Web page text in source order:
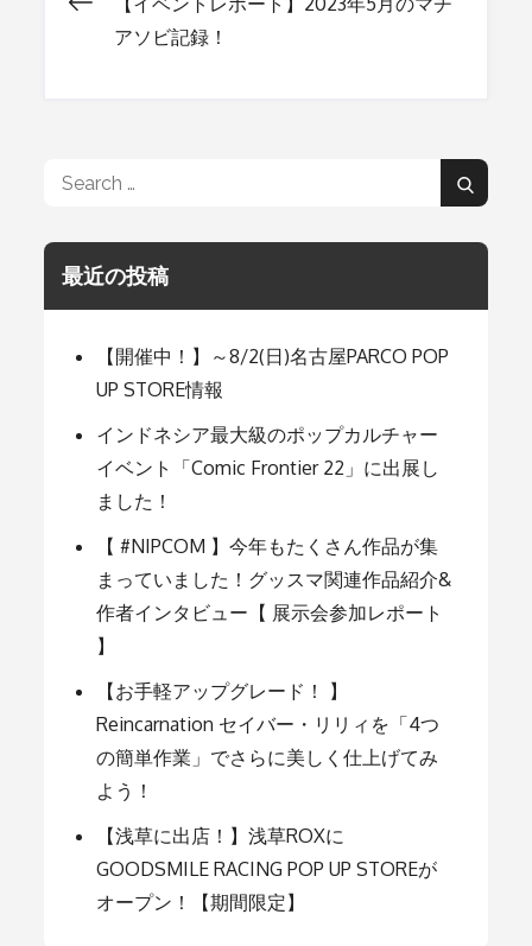
投
ナ
ビ
ゲ
ー
シ
ョ
ン
アソビ記録！
Search
Search
最近の投稿
【開催中！】～8/2(日)名古屋PARCO POP
UP STORE情報
インドネシア最大級のポップカルチャー
イベント「Comic Frontier 22」に出展し
ました！
【 #NIPCOM 】今年もたくさん作品が集
まっていました！グッスマ関連作品紹介&
作者インタビュー【 展示会参加レポート
】
【お手軽アップグレード！ 】
Reincarnation セイバー・リリィを「4つ
の簡単作業」でさらに美しく仕上げてみ
よう！
【浅草に出店！】浅草ROXに
GOODSMILE RACING POP UP STOREが
オープン！【期間限定】